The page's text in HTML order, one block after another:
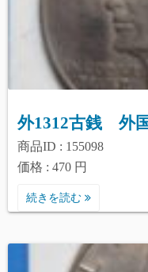
外1312古銭 外
商品ID : 155098
価格 : 470 円
続きを読む